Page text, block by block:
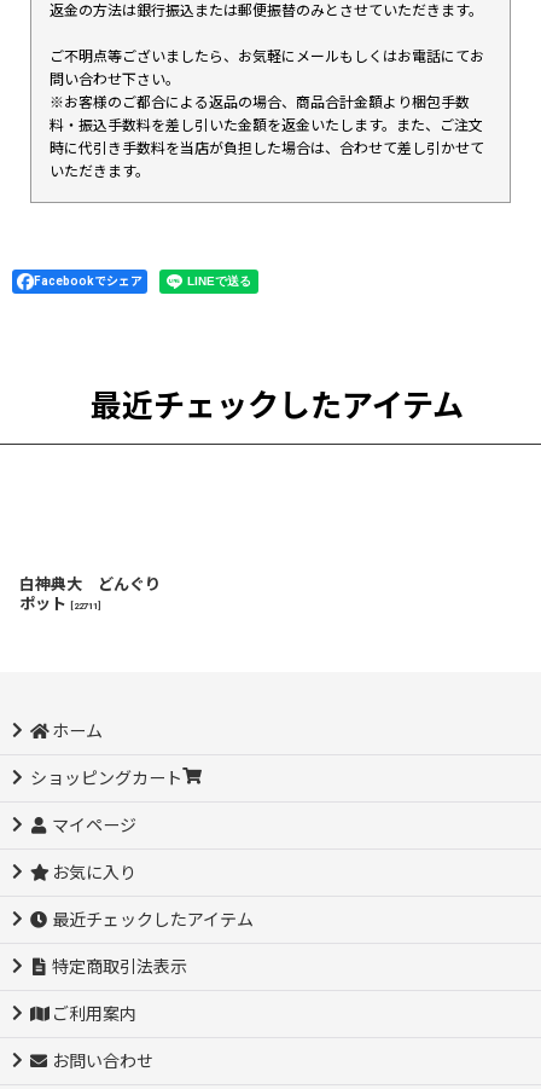
返金の方法は銀行振込または郵便振替のみとさせていただきます。
ご不明点等ございましたら、お気軽にメールもしくはお電話にてお
問い合わせ下さい。
※お客様のご都合による返品の場合、商品合計金額より梱包手数
料・振込手数料を差し引いた金額を返金いたします。また、ご注文
時に代引き手数料を当店が負担した場合は、合わせて差し引かせて
いただきます。
Facebookでシェア
最近チェックしたアイテム
白神典大 どんぐり
ポット
22711
ホーム
ショッピングカート
マイページ
お気に入り
最近チェックしたアイテム
特定商取引法表示
ご利用案内
お問い合わせ